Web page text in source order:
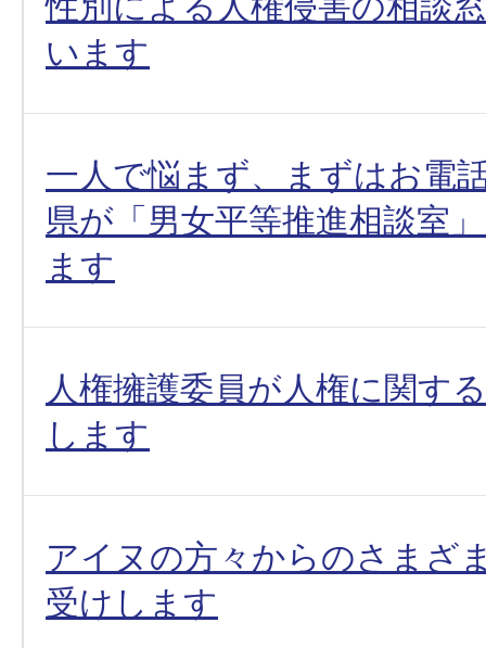
います
一人で悩まず、まずはお電
県が「男女平等推進相談室
ます
人権擁護委員が人権に関す
します
アイヌの方々からのさまざ
受けします